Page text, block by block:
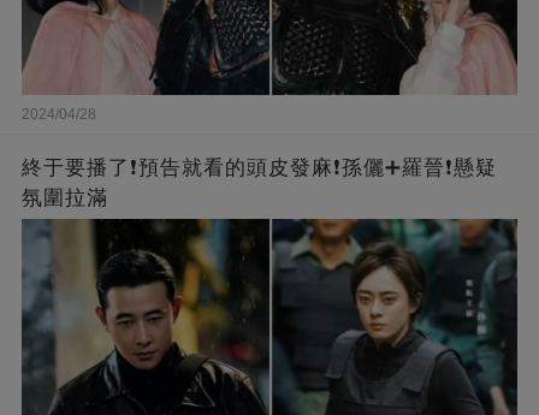
2024/04/28
終于要播了❗️預告就看的頭皮發麻❗️孫儷➕羅晉❗懸疑
氛圍拉滿